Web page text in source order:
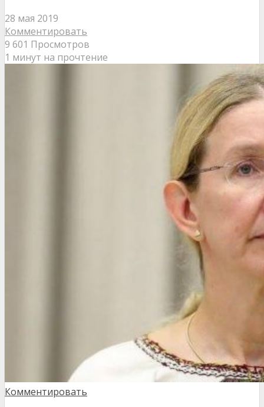
28 мая 2019
Комментировать
9 601 Просмотров
1 минут на прочтение
Комментировать